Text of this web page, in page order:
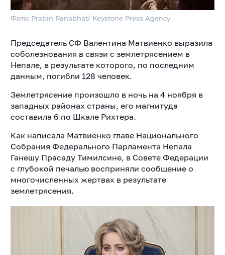
Фото: Prabin Ranabhat/ Keystone Press Agency
Председатель СФ Валентина Матвиенко выразила
соболезнования в связи с землетрясением в
Непале, в результате которого, по последним
данным, погибли 128 человек.
Землетрясение произошло в ночь на 4 ноября в
западных районах страны, его магнитуда
составила 6 по Шкале Рихтера.
Как написала Матвиенко главе Национального
Собрания Федерального Парламента Непала
Ганешу Прасаду Тимилсине, в Совете Федерации
с глубокой печалью восприняли сообщение о
многочисленных жертвах в результате
землетрясения.